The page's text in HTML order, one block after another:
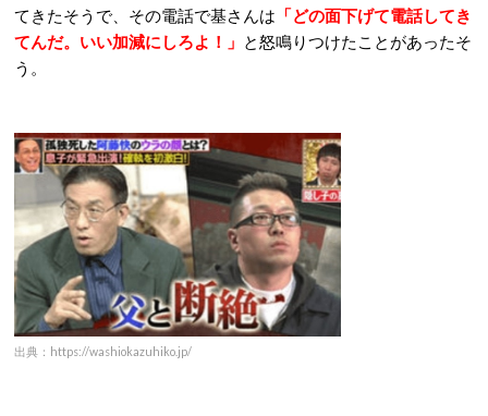
てきたそうで、その電話で基さんは 「どの面下げて電話してき
てんだ。いい加減にしろよ！」 と怒鳴りつけたことがあったそ
う。
出典：https://washiokazuhiko.jp/